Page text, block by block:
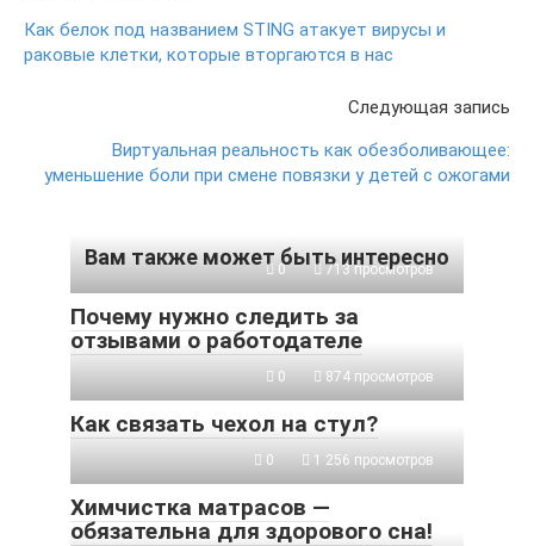
Как белок под названием STING атакует вирусы и
раковые клетки, которые вторгаются в нас
Следующая запись
Виртуальная реальность как обезболивающее:
уменьшение боли при смене повязки у детей с ожогами
Вам также может быть интересно
0 713 просмотров
Почему нужно следить за
отзывами о работодателе
0 874 просмотров
Как связать чехол на стул?
0 1 256 просмотров
Химчистка матрасов —
обязательна для здорового сна!